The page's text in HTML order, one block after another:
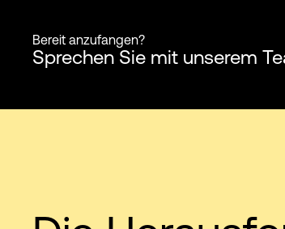
Bereit anzufangen?
Sprechen Sie mit unserem